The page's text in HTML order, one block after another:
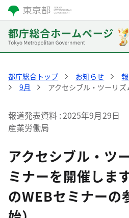
都庁総合トップ お知らせ
9月
アクセシブル・ツーリ
報道発表資料 2025年9月29日
産業労働局
アクセシブル・ツ
ミナーを開催しま
のWEBセミナーの